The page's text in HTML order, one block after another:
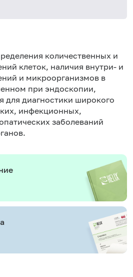
количественных и
клеток, наличия внутри- и
и микроорганизмов в
при эндоскопии,
для диагностики широкого
инфекционных,
заболеваний